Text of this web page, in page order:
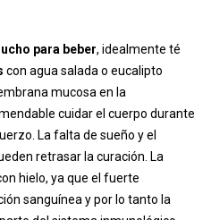
para beber, idealmente té
con agua salada o eucalipto
mucosa en la
cuidar el cuerpo durante
La falta de sueño y el
retrasar la curación. La
hielo, ya que el fuerte
sanguínea y por lo tanto la